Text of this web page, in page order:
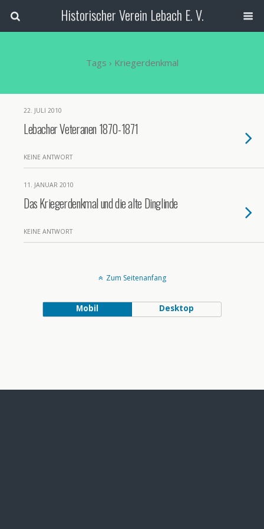
Historischer Verein Lebach E. V.
Tags › Kriegerdenkmal
22. JULI 2010
Lebacher Veteranen 1870-1871
KEINE ANTWORT
11. JANUAR 2010
Das Kriegerdenkmal und die alte Dinglinde
KEINE ANTWORT
Zum Seitenanfang
Mobil Desktop